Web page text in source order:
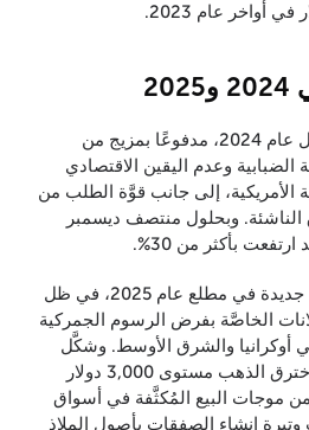
شهد الذهب ارتفاعًا لافتًا خلال عام 2024، مدفوعًا بمزيج من
الضبابية وعدم اليقين الاقتصادي
الأمريكية، إلى جانب قوَّة الطلب من
الناشئة. وبحلول منتصف ديسمبر
وسجَّل الذهب أرقامًا قياسيَّة جديدة في مطلع عام 2025، في ظل
الخاصَّة بفرض الرسوم الجمركية
أوكرانيا والشرق الأوسط. وشكَّل
شهر مارس نقطة تحوُّل، إذ اخترق الذهب مستوى 3,000 دولار
موجات البيع المُكثَّفة في أسواق
إنشاء الصفقات بأصول الملاذ